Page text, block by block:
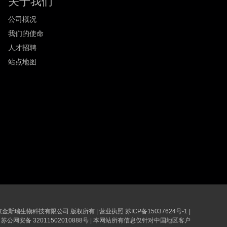
公司概况
我们的使命
人才招聘
站点地图
斯瑞生物科技有限公司 版权所有 | 营业执照 苏ICP备15037624号-1 |
苏公网安备 32011502010888号
本网站所有信息仅针对中国地区客户